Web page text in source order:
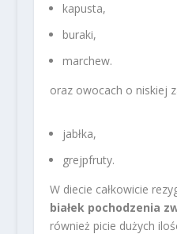
kapusta,
buraki,
marchew.
oraz owocach o niskiej
jabłka,
grejpfruty.
W diecie całkowicie
białek pochodzenia
również picie dużych